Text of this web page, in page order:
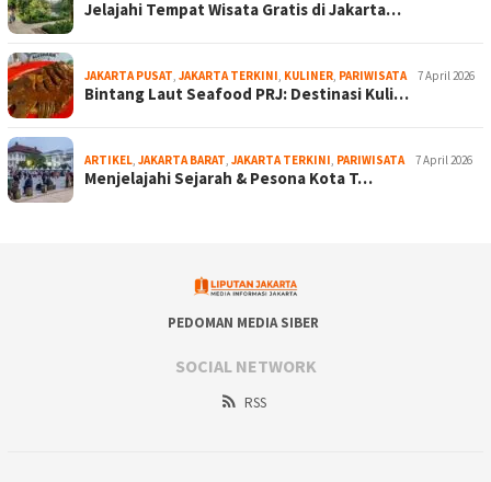
Jelajahi Tempat Wisata Gratis di Jakarta…
JAKARTA PUSAT, JAKARTA TERKINI, KULINER, PARIWISATA 7 April 2026
Bintang Laut Seafood PRJ: Destinasi Kuli…
ARTIKEL, JAKARTA BARAT, JAKARTA TERKINI, PARIWISATA 7 April 2026
Menjelajahi Sejarah & Pesona Kota T…
PEDOMAN MEDIA SIBER
SOCIAL NETWORK
RSS